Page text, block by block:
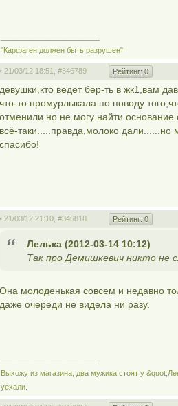
"Карфаген должен быть разрушен"
• 21/03/12 18:51, #346789 Рейтинг: 0
девушки,кто ведет бер-ть в жк1,вам
что-то промурлыкала по поводу
отменили.но не могу найти
всё-таки.....правда,молоко дали......но
спасибо!
• 21/03/12 21:10, #346818 Рейтинг: 0
Лелька (2012-03-14 10:12)
Так про Демишкевич никто не
Она молоденькая совсем и недавно
даже очереди не видела ни разу.
Выхожу из магазина, два мужика стоят у
уехали.